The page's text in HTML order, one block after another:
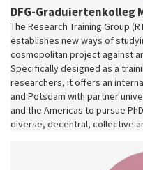
DFG-Graduiertenkolleg
The Research Training Group
establishes new ways of
cosmopolitan project against
Specifically designed as a
researchers, it offers an
and Potsdam with partner
and the Americas to pursue
diverse, decentral, collective